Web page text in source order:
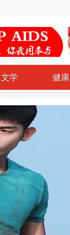
文学 健康